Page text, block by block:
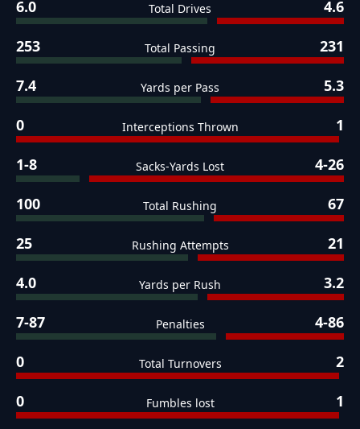
6.0 Total Drives 4.6
253 Total Passing 231
7.4 Yards per Pass 5.3
0 Interceptions Thrown 1
1-8 Sacks-Yards Lost 4-26
100 Total Rushing 67
25 Rushing Attempts 21
4.0 Yards per Rush 3.2
7-87 Penalties 4-86
0 Total Turnovers 2
0 Fumbles lost 1